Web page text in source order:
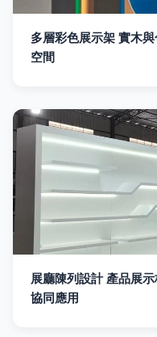
多層彩色展示架 實木
空間
展廳陳列設計 產品展
協同應用